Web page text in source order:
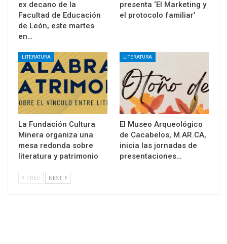
ex decano de la
Facultad de Educación
de León, este martes
en…
presenta ‘El Marketing y
el protocolo familiar’
LITERATURA
La Fundación Cultura
Minera organiza una
mesa redonda sobre
literatura y patrimonio
LITERATURA
El Museo Arqueológico
de Cacabelos, M.AR.CA,
inicia las jornadas de
presentaciones…
PREV NEXT